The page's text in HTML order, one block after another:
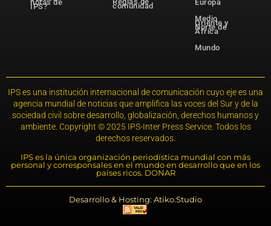
notas de
IPS? comunidad
Europa
Medio
Oriente y
Norte de
África
Mundo
IPS es una institución internacional de comunicación cuyo eje es una
agencia mundial de noticias que amplifica las voces del Sur y de la
sociedad civil sobre desarrollo, globalización, derechos humanos y
ambiente. Copyright © 2025 IPS-Inter Press Service. Todos los
derechos reservados.
IPS es la única organización periodística mundial con más
personal y corresponsales en el mundo en desarrollo que en los
países ricos. DONAR
Desarrollo & Hosting: Atiko.Studio